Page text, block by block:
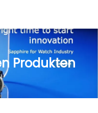
Produkten